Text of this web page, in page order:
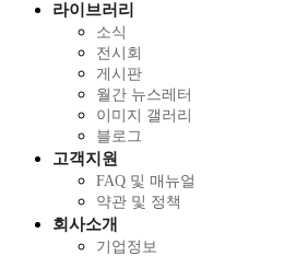
라이브러리
소식
전시회
게시판
월간 뉴스레터
이미지 갤러리
블로그
고객지원
FAQ 및 매뉴얼
약관 및 정책
회사소개
기업정보